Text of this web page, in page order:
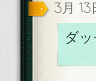
3月
ダ